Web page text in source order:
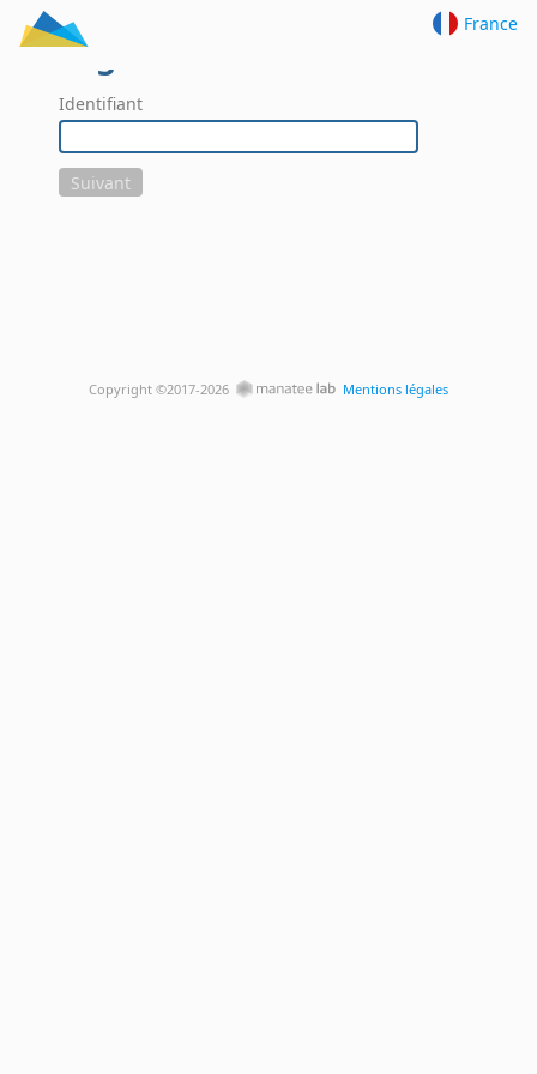
France
Login
Identifiant
Suivant
Copyright ©2017-2026 Mentions légales